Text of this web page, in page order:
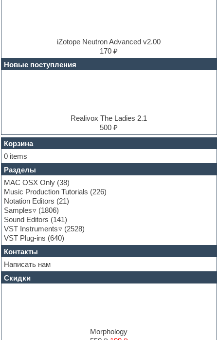
Electric guitar
Electric piano
FL Studio
Flute
Folk samples
Fruityloops
Funk
Garritan
General MIDI kits
Guitar emulation
Guitar loops
Guitar processing and effects
Hands-up samples
Hardstyle
Heavy metal sample packs
Hip-hop
House music
Hypersonic
Jazz
iZotope Neutron Advanced v2.00
170 ₽
Новые поступления
Realivox The Ladies 2.1
500 ₽
Корзина
0 items
Разделы
MAC OSX Only (38)
Music Production Tutorials (226)
Notation Editors (21)
Samples
(1806)
Sound Editors (141)
VST Instruments
(2528)
VST Plug-ins (640)
Контакты
Написать нам
Скидки
Morphology